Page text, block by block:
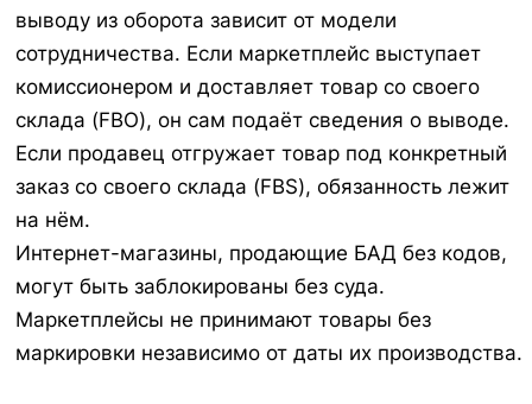
выводу из оборота зависит от модели
сотрудничества. Если маркетплейс выступает
комиссионером и доставляет товар со своего
склада (FBO), он сам подаёт сведения о выводе.
Если продавец отгружает товар под конкретный
заказ со своего склада (FBS), обязанность лежит
на нём.
Интернет-магазины, продающие БАД без кодов,
могут быть заблокированы без суда.
Маркетплейсы не принимают товары без
маркировки независимо от даты их производства.